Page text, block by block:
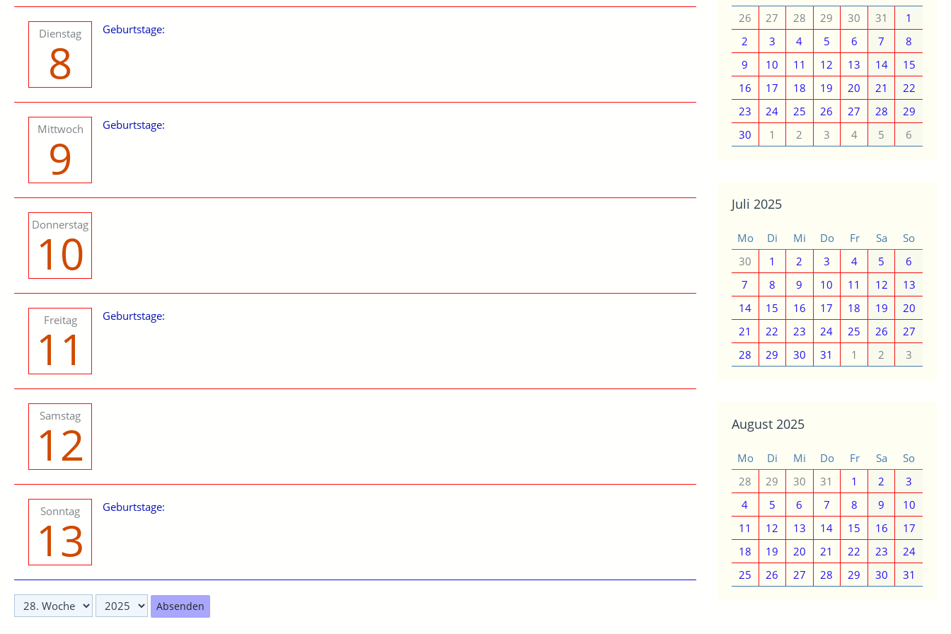
Dienstag
8
Geburtstage:
Mittwoch
9
Geburtstage:
Donnerstag
10
Freitag
11
Geburtstage:
Samstag
12
Sonntag
13
Geburtstage:
Absenden
26
27 28 29 30 31
1
2
3 4 5 6 7
8
9
10 11 12 13 14
15
16
17 18 19 20 21
22
23
24 25 26 27 28
29
30
1 2 3 4 5 6
Juli 2025
Mo Di Mi Do Fr Sa
So
30
1 2 3 4 5
6
7
8 9 10 11 12
13
14
15 16 17 18 19
20
21
22 23 24 25 26
27
28
29 30 31 1 2 3
August 2025
Mo Di Mi Do Fr Sa
So
28
29 30 31 1 2
3
4
5 6 7 8 9
10
11
12 13 14 15 16
17
18
19 20 21 22 23
24
25
26 27 28 29 30 31